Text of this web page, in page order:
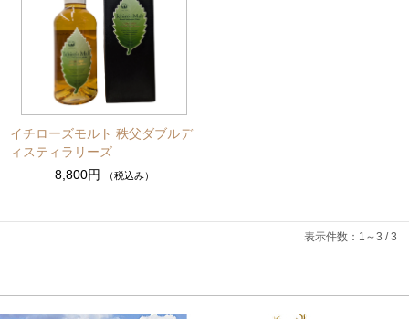
イチローズモルト 秩父ダブルデ
ィスティラリーズ
8,800円
（税込み）
表示件数：1～3 / 3